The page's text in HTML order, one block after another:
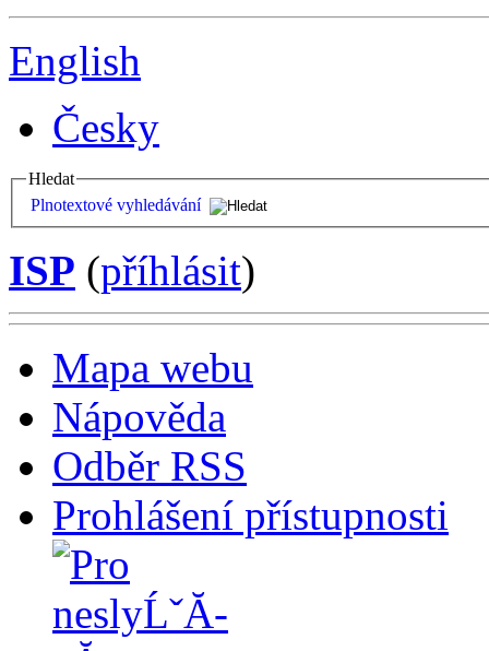
English
Česky
Hledat
Plnotextové vyhledávání
ISP (příhlásit)
Mapa webu
Nápověda
Odběr RSS
Prohlášení přístupnosti